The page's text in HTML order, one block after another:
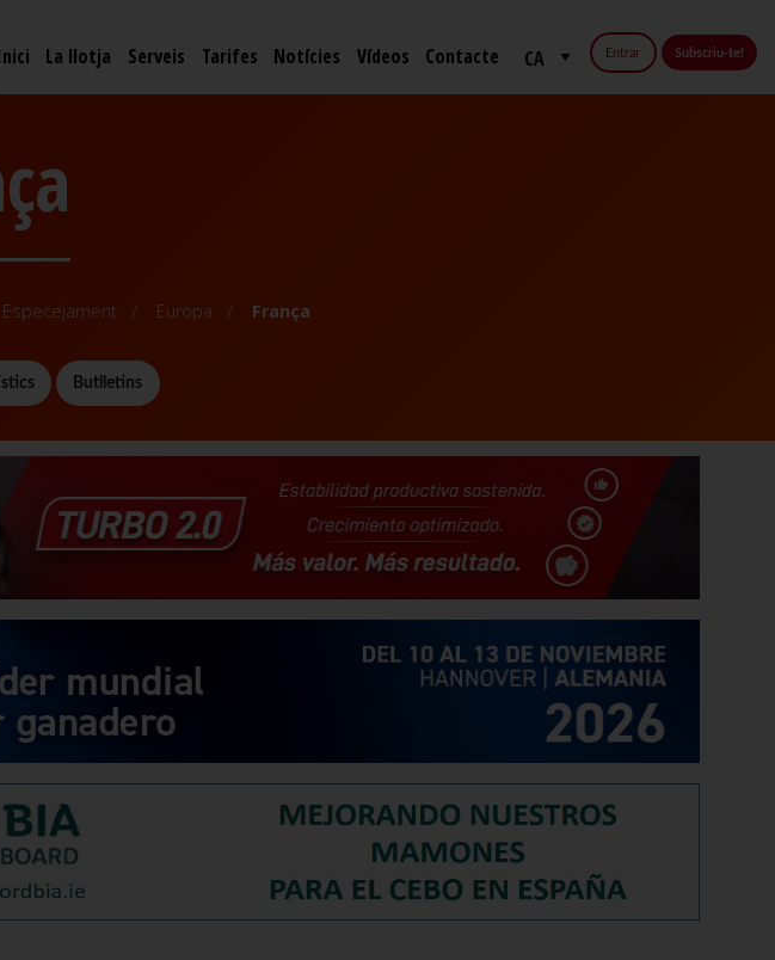
Entrar Subscriu-te!
La llotja Serveis Tarifes Notícies Vídeos Contacte
Especejament Europa França
Butlletins